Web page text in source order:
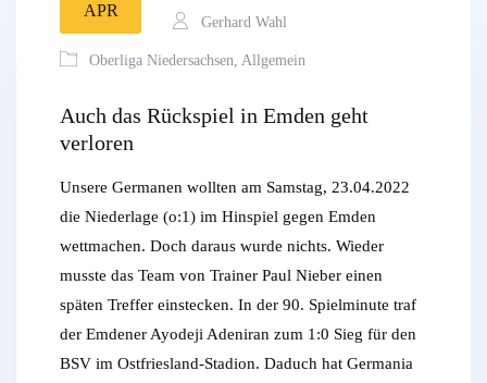
APR
Gerhard Wahl
Oberliga Niedersachsen, Allgemein
Auch das Rückspiel in Emden geht
verloren
Unsere Germanen wollten am Samstag, 23.04.2022
die Niederlage (o:1) im Hinspiel gegen Emden
wettmachen. Doch daraus wurde nichts. Wieder
musste das Team von Trainer Paul Nieber einen
späten Treffer einstecken. In der 90. Spielminute traf
der Emdener Ayodeji Adeniran zum 1:0 Sieg für den
BSV im Ostfriesland-Stadion. Daduch hat Germania